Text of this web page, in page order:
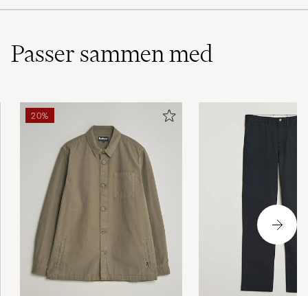
(0)
fantastisk! supermjuk, riktigt hög kvalitet.
CHRISTIAN S KØBTE PÅ CAREOFCARL.SE
Tredje färgen! Superbra kvalitet och väldigt
användbart plagg.
LARS RICHARD A KØBTE PÅ CAREOFCARL.SE
Satt som et skudd, veldig følsomt stoff som
Passer sammen med
20%